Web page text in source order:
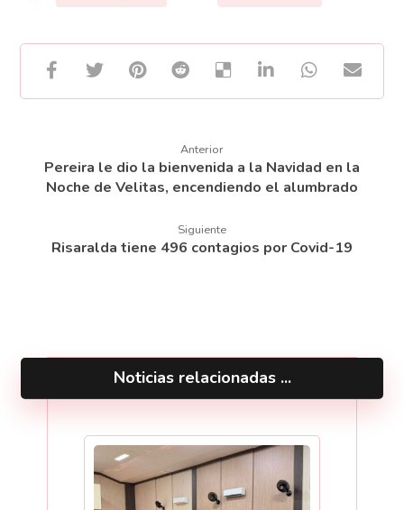
Anterior
Pereira le dio la bienvenida a la Navidad en la
Noche de Velitas, encendiendo el alumbrado
Siguiente
Risaralda tiene 496 contagios por Covid-19
Noticias relacionadas ...